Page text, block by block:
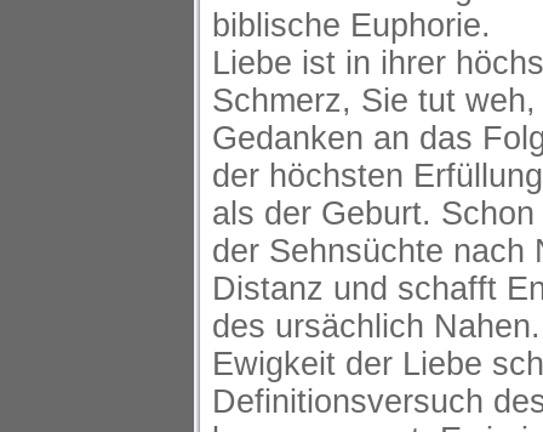
biblische Euphorie.
Liebe ist in ihrer
Schmerz, Sie tut
Gedanken an das
der höchsten
als der Geburt.
der Sehnsüchte nach
Distanz und schafft
des ursächlich
Ewigkeit der Liebe
Definitionsversuch